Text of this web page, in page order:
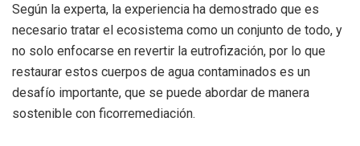
Según la experta, la experiencia ha demostrado que es
necesario tratar el ecosistema como un conjunto de todo, y
no solo enfocarse en revertir la eutrofización, por lo que
restaurar estos cuerpos de agua contaminados es un
desafío importante, que se puede abordar de manera
sostenible con ficorremediación.